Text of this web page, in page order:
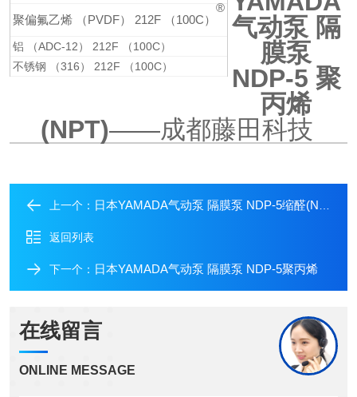
聚偏氟乙烯 （PVDF） 212F （100C）
®
铝 （ADC-12） 212F （100C）
不锈钢 （316） 212F （100C）
气动泵 隔
膜泵
NDP-5 聚
丙烯
(NPT)——成都藤田科技
上一个： 日本YAMADA气动泵 隔膜泵 NDP-5缩醛(NPT)
返回列表
下一个： 日本YAMADA气动泵 隔膜泵 NDP-5聚丙烯
在线留言
ONLINE MESSAGE